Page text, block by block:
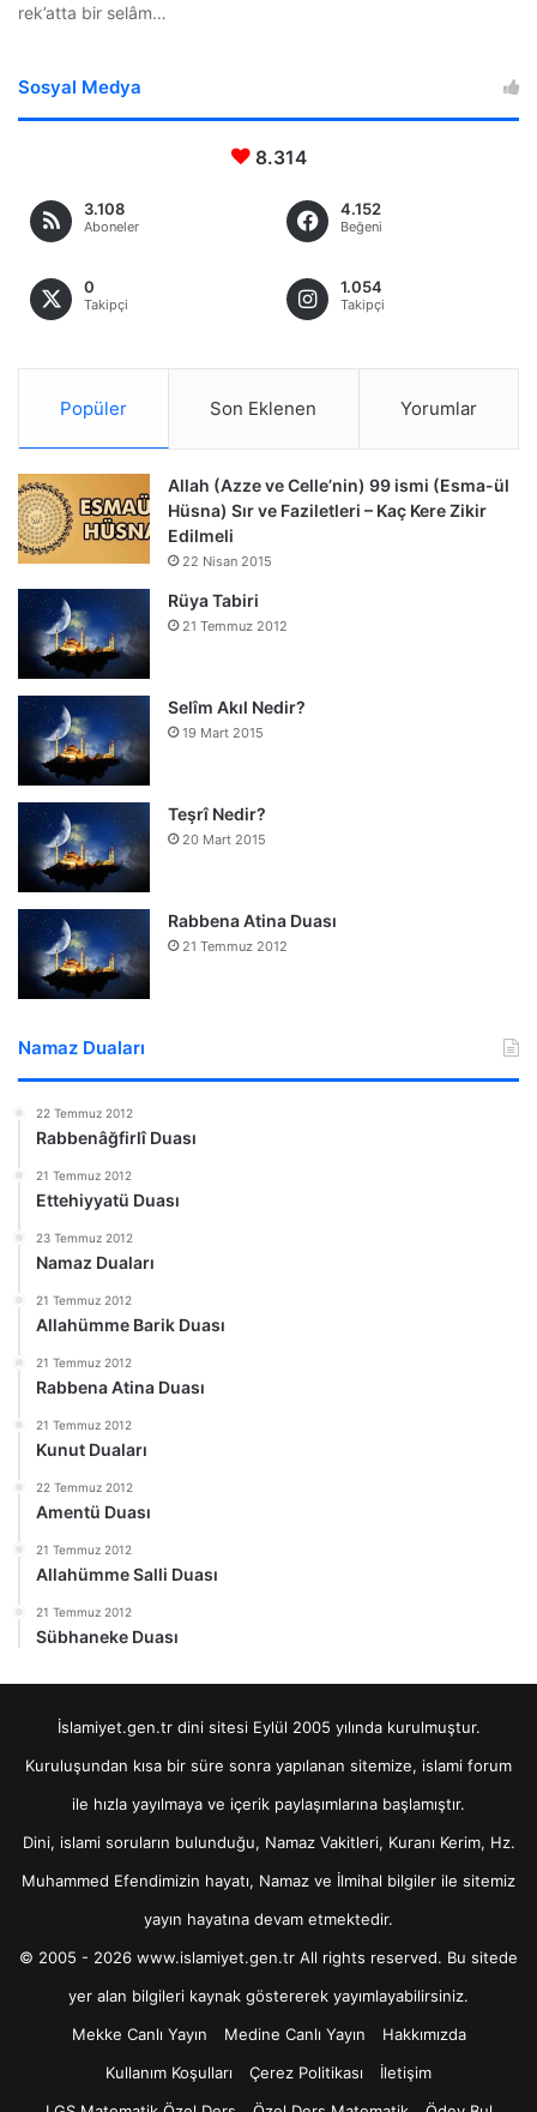
rek’atta bir selâm…
Sosyal Medya
8.314
3.108
Aboneler
4.152
Beğeni
0
Takipçi
1.054
Takipçi
Popüler Son Eklenen Yorumlar
Allah (Azze ve Celle’nin) 99 ismi (Esma-ül
Hüsna) Sır ve Faziletleri – Kaç Kere Zikir
Edilmeli
22 Nisan 2015
Rüya Tabiri
21 Temmuz 2012
Selîm Akıl Nedir?
19 Mart 2015
Teşrî Nedir?
20 Mart 2015
Rabbena Atina Duası
21 Temmuz 2012
Namaz Duaları
22 Temmuz 2012
Rabbenâğfirlî Duası
21 Temmuz 2012
Ettehiyyatü Duası
23 Temmuz 2012
Namaz Duaları
21 Temmuz 2012
Allahümme Barik Duası
21 Temmuz 2012
Rabbena Atina Duası
21 Temmuz 2012
Kunut Duaları
22 Temmuz 2012
Amentü Duası
21 Temmuz 2012
Allahümme Salli Duası
21 Temmuz 2012
Sübhaneke Duası
İslamiyet.gen.tr dini sitesi Eylül 2005 yılında kurulmuştur.
Kuruluşundan kısa bir süre sonra yapılanan sitemize, islami forum
ile hızla yayılmaya ve içerik paylaşımlarına başlamıştır.
Dini, islami soruların bulunduğu, Namaz Vakitleri, Kuranı Kerim, Hz.
Muhammed Efendimizin hayatı, Namaz ve İlmihal bilgiler ile sitemiz
yayın hayatına devam etmektedir.
© 2005 - 2026 www.islamiyet.gen.tr All rights reserved. Bu sitede
yer alan bilgileri kaynak göstererek yayımlayabilirsiniz.
Mekke Canlı Yayın
Medine Canlı Yayın
Hakkımızda
Kullanım Koşulları
Çerez Politikası
İletişim